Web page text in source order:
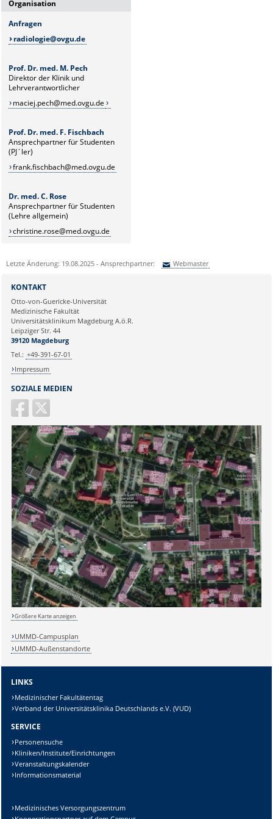
Organisation
Anfragen
radiologie@ovgu.de
Prof. Dr. med. M. Pech
Direktor der Klinik und
Lehrverantwortlicher
maciej.pech@med.ovgu.de
Prof. Dr. med. F. Fischbach
Ansprechpartner für Studenten
(PJ´ler)
frank.fischbach@med.ovgu.de
Dr. med. C. Rose
Ansprechpartner für Studenten
(Lehre allgemein)
christine.rose@med.ovgu.de
Letzte Änderung: 19.08.2025 - Ansprechpartner: Webmaster
Ihre E-Mailadresse:
Ihr Anliegen:
SOZIALE MEDIEN
KONTAKT
Otto-von-Guericke-Universität
Medizinische Fakultät
Universitätsklinikum Magdeburg A.ö.R.
Leipziger Str. 44
39120 Magdeburg
Tel.: +49-391-67-01
Impressum
Größere Karte anzeigen
UMMD-Campusplan
UMMD-Außenstandorte
LINKS
Medizinischer Fakultätentag
Verband der Universitätsklinika Deutschlands e.V. (VUD)
SERVICE
Personensuche
Kliniken/Institute/Einrichtungen
Veranstaltungskalender
Informationsmaterial
Medizinisches Versorgungszentrum